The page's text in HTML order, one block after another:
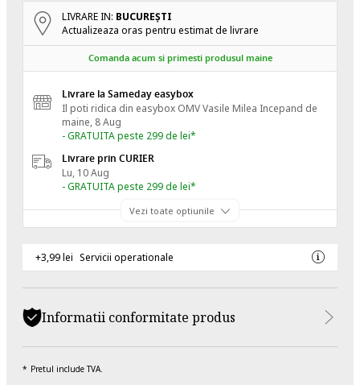
LIVRARE IN: BUCUREŞTI
Actualizeaza oras pentru estimat de livrare
Comanda acum si primesti produsul maine
Livrare la Sameday easybox
Il poti ridica din easybox OMV Vasile Milea Incepand de
maine, 8 Aug
- GRATUITA peste 299 de lei*
Livrare prin CURIER
Lu, 10 Aug
- GRATUITA peste 299 de lei*
Vezi toate optiunile
+3,99 lei Servicii operationale
Informatii conformitate produs
Pretul include TVA.